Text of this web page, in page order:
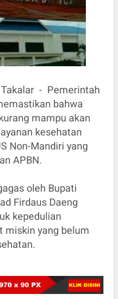
Takalar - Pemerintah
bahwa
mampu akan
kesehatan
Non-Mandiri yang
APBN.
oleh Bupati
Firdaus Daeng
kepedulian
miskin yang belum